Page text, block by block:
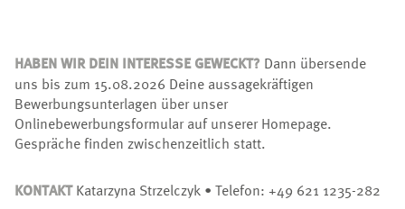
HABEN WIR DEIN INTERESSE GEWECKT? Dann übersende
uns bis zum 15.08.2026 Deine aussagekräftigen
Bewerbungsunterlagen über unser
Onlinebewerbungsformular auf unserer Homepage.
Gespräche finden zwischenzeitlich statt.
KONTAKTKatarzyna Strzelczyk • Telefon: +49 621 1235-282